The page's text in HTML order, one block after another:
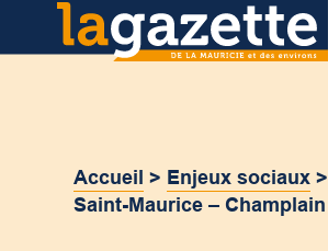
Accueil > Enjeux sociaux >
Saint-Maurice – Champlain